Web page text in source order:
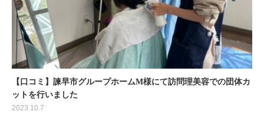
【口コミ】諫早市グループホームM様にて訪問理美容での団体カ
ットを行いました
2023.10.7